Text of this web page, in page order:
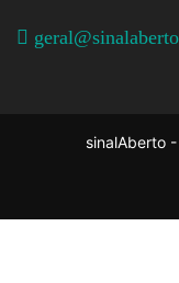
sinalAberto